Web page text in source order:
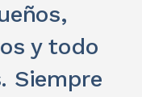
y todo
Siempre